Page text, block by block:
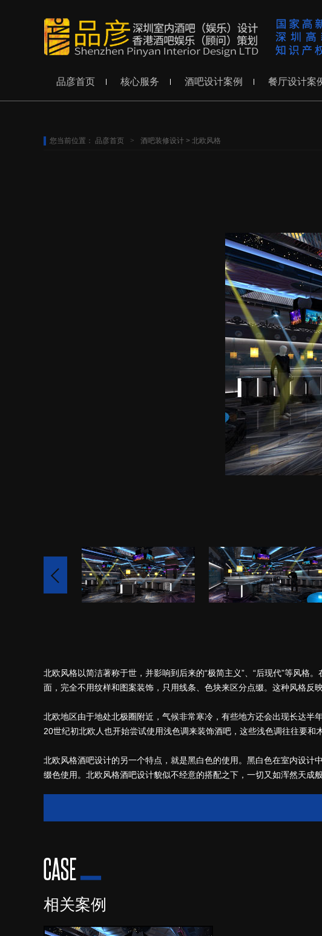
品彦首页 核心服务 酒吧设计案例 餐厅设计案
您当前位置： 品彦首页 > 酒吧装修设计 > 北欧风格
北欧风格以简洁著称于世，并影响到后来的“极简主义”、“后现代”等风格
面，完全不用纹样和图案装饰，只用线条、色块来区分点缀。这种风格反
北欧地区由于地处北极圈附近，气候非常寒冷，有些地方还会出现长达半
20世纪初北欧人也开始尝试使用浅色调来装饰酒吧，这些浅色调往往要和
北欧风格酒吧设计的另一个特点，就是黑白色的使用。黑白色在室内设计
缀色使用。北欧风格酒吧设计貌似不经意的搭配之下，一切又如浑然天成
相关案例